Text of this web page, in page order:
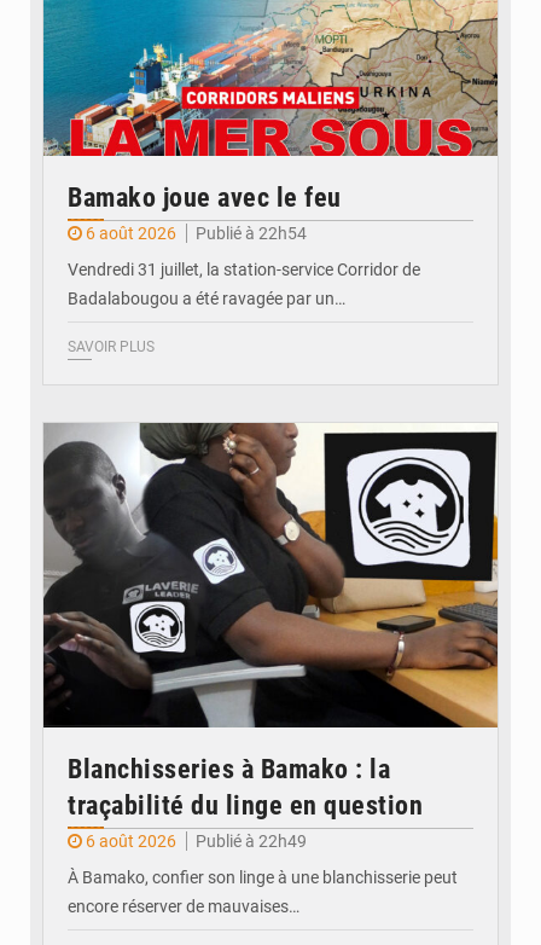
Bamako joue avec le feu
6 août 2026
Publié à 22h54
Vendredi 31 juillet, la station-service Corridor de
Badalabougou a été ravagée par un…
SAVOIR PLUS
Blanchisseries à Bamako : la
traçabilité du linge en question
6 août 2026
Publié à 22h49
À Bamako, confier son linge à une blanchisserie peut
encore réserver de mauvaises…